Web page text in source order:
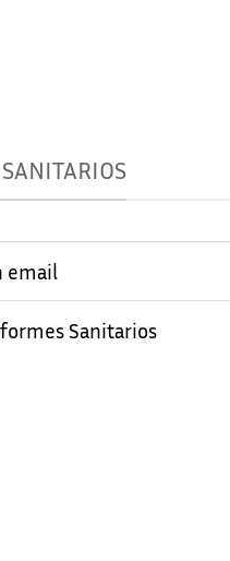
email
Sanitarios